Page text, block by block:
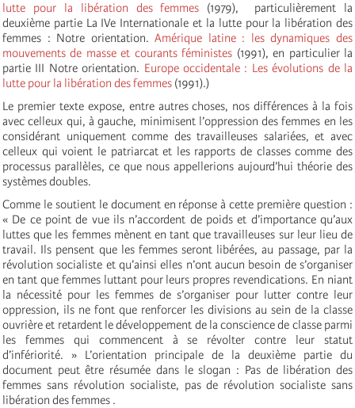
lutte pour la libération des femmes (1979), particulièrement la
deuxième partie La IVe Internationale et la lutte pour la libération des
femmes : Notre orientation.Amérique latine : les dynamiques des
mouvements de masse et courants féministes (1991), en particulier la
partie III Notre orientation. Europe occidentale : Les évolutions de la
lutte pour la libération des femmes (1991).)
Le premier texte expose, entre autres choses, nos différences à la fois
avec celleux qui, à gauche, minimisent l’oppression des femmes en les
considérant uniquement comme des travailleuses salariées, et avec
celleux qui voient le patriarcat et les rapports de classes comme des
processus parallèles, ce que nous appellerions aujourd’hui théorie des
systèmes doubles.
Comme le soutient le document en réponse à cette première question :
« De ce point de vue ils n’accordent de poids et d’importance qu’aux
luttes que les femmes mènent en tant que travailleuses sur leur lieu de
travail. Ils pensent que les femmes seront libérées, au passage, par la
révolution socialiste et qu’ainsi elles n’ont aucun besoin de s’organiser
en tant que femmes luttant pour leurs propres revendications. En niant
la nécessité pour les femmes de s’organiser pour lutter contre leur
oppression, ils ne font que renforcer les divisions au sein de la classe
ouvrière et retardent le développement de la conscience de classe parmi
les femmes qui commencent à se révolter contre leur statut
d’infériorité. » L’orientation principale de la deuxième partie du
document peut être résumée dans le slogan : Pas de libération des
femmes sans révolution socialiste, pas de révolution socialiste sans
libération des femmes .